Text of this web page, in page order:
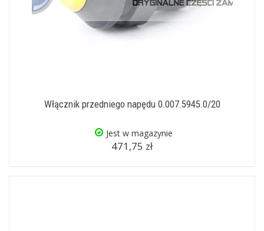
Włącznik przedniego napędu 0.007.5945.0/20
Jest w magazynie
471,75 zł